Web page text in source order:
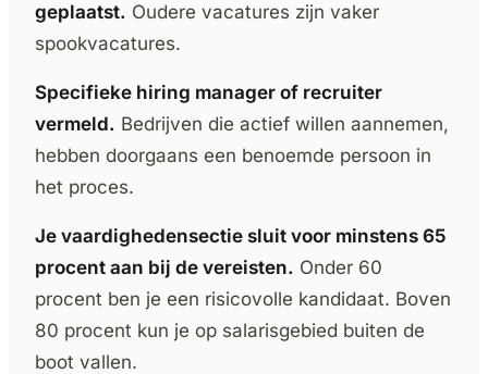
geplaatst. Oudere vacatures zijn vaker
spookvacatures.
Specifieke hiring manager of recruiter
vermeld. Bedrijven die actief willen aannemen,
hebben doorgaans een benoemde persoon in
het proces.
Je vaardighedensectie sluit voor minstens 65
procent aan bij de vereisten. Onder 60
procent ben je een risicovolle kandidaat. Boven
80 procent kun je op salarisgebied buiten de
boot vallen.